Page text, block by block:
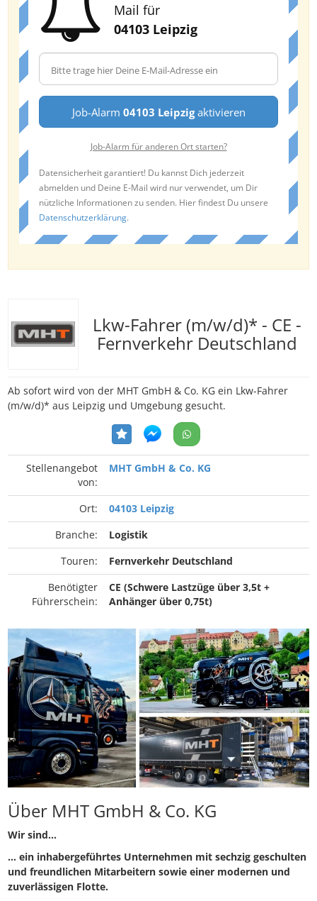
Mail für
04103 Leipzig
Job-Alarm 04103 Leipzigaktivieren
Job-Alarm für anderen Ort starten?
Datensicherheit garantiert! Du kannst Dich jederzeit
abmelden und Deine E-Mail wird nur verwendet, um Dir
nützliche Informationen zu senden. Hier findest Du unsere
Datenschutzerklärung.
Lkw-Fahrer (m/w/d)* - CE -
Fernverkehr Deutschland
Ab sofort wird von der MHT GmbH & Co. KG ein Lkw-Fahrer
(m/w/d)* aus Leipzig und Umgebung gesucht.
Stellenangebot
von:
MHT GmbH & Co. KG
Ort:
04103 Leipzig
Branche:
Logistik
Touren:
Fernverkehr Deutschland
Benötigter
Führerschein:
CE (Schwere Lastzüge über 3,5t +
Anhänger über 0,75t)
Über MHT GmbH & Co. KG
Wir sind...
… ein inhabergeführtes Unternehmen mit sechzig geschulten
und freundlichen Mitarbeitern sowie einer modernen und
zuverlässigen Flotte.